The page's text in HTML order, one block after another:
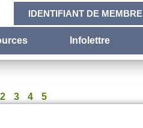
IDENTIFIANT DE MEMBRE
Infolettre
2 3 4 5